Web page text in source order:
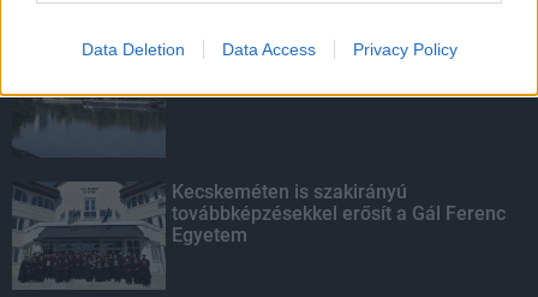
Data Deletion Data Access Privacy Policy
Megérkezett az eső a Duna
Kecskeméten is szakirányú
továbbképzésekkel erősít a Gál Ferenc
Egyetem